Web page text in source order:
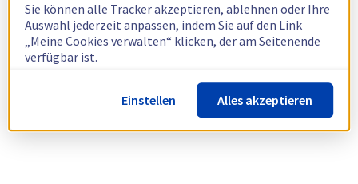
Sie können alle Tracker akzeptieren, ablehnen oder Ihre
Auswahl jederzeit anpassen, indem Sie auf den Link
„Meine Cookies verwalten“ klicken, der am Seitenende
verfügbar ist.
Weitere Informationen finden Sie in unsererRichtlinie
zur Verwendung von Cookies.
Einstellen Alles akzeptieren